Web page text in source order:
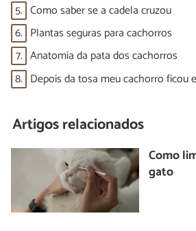
5. Como saber se a cadela cruzou
6. Plantas seguras para cachorros
7. Anatomia da pata dos cachorros
8. Depois da tosa meu cachorro ficou
Artigos relacionados
Como
gato